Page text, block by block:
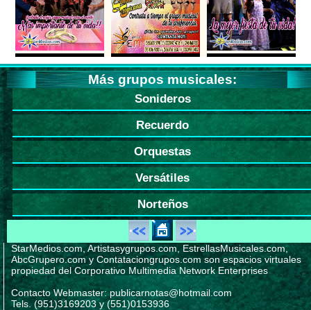
Más grupos musicales:
Sonideros
Recuerdo
Orquestas
Versátiles
Norteños
StarMedios.com, Artistasygrupos.com, EstrellasMusicales.com,
AbcGrupero.com y Contataciongrupos.com son espacios virtuales
propiedad del Corporativo Multimedia Network Enterprises
Contacto Webmaster: publicarnotas@hotmail.com
Tels. (951)3169203 y (551)0153936